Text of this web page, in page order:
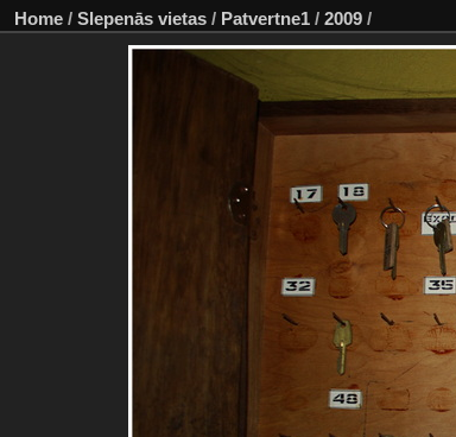
Home / Slepenās vietas / Patvertne1 / 2009 /